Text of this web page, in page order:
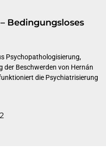
Bedingungsloses
Psychopathologisierung,
der Beschwerden von Hernán
die Psychiatrisierung
2